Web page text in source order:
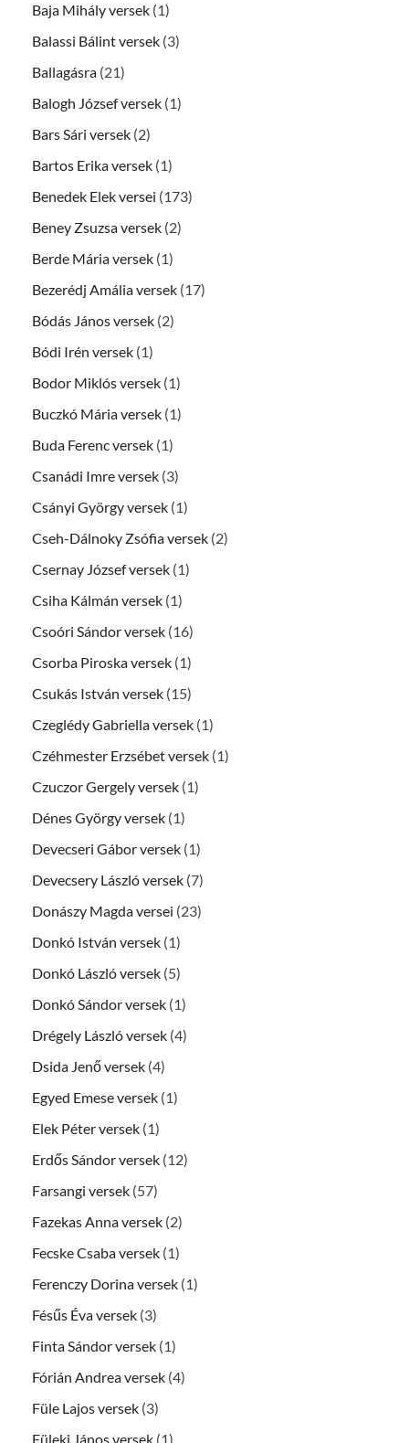
Baja Mihály versek (1)
Balassi Bálint versek (3)
Ballagásra (21)
Balogh József versek (1)
Bars Sári versek (2)
Bartos Erika versek (1)
Benedek Elek versei (173)
Beney Zsuzsa versek (2)
Berde Mária versek (1)
Bezerédj Amália versek (17)
Bódás János versek (2)
Bódi Irén versek (1)
Bodor Miklós versek (1)
Buczkó Mária versek (1)
Buda Ferenc versek (1)
Csanádi Imre versek (3)
Csányi György versek (1)
Cseh-Dálnoky Zsófia versek (2)
Csernay József versek (1)
Csiha Kálmán versek (1)
Csoóri Sándor versek (16)
Csorba Piroska versek (1)
Csukás István versek (15)
Czeglédy Gabriella versek (1)
Czéhmester Erzsébet versek (1)
Czuczor Gergely versek (1)
Dénes György versek (1)
Devecseri Gábor versek (1)
Devecsery László versek (7)
Donászy Magda versei (23)
Donkó István versek (1)
Donkó László versek (5)
Donkó Sándor versek (1)
Drégely László versek (4)
Dsida Jenő versek (4)
Egyed Emese versek (1)
Elek Péter versek (1)
Erdős Sándor versek (12)
Farsangi versek (57)
Fazekas Anna versek (2)
Fecske Csaba versek (1)
Ferenczy Dorina versek (1)
Fésűs Éva versek (3)
Finta Sándor versek (1)
Fórián Andrea versek (4)
Füle Lajos versek (3)
Füleki János versek (1)